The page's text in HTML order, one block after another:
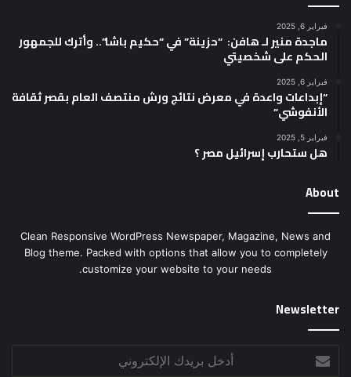
فبراير 6, 2025
ماجدة منير لـ هافن: “حزينة” في “حكيم باشا”.. وأترك للجمهور
الحكم على شخصيتي
فبراير 6, 2025
“إبداعات واعدة في معرض نتائج ورش منتصف العام بقصر ثقافة
الأنفوشي”
فبراير 5, 2025
هل ستحارب إسرائيل مصر ؟
About
Clean Responsive WordPress Newspaper, Magazine, News and
Blog theme. Packed with options that allow you to completely
customize your website to your needs.
Newsletter
بريدك